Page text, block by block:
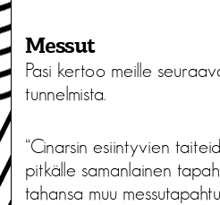
Messut
Pasi kertoo meille
tunnelmista.
“Cinarsin esiintyvien
pitkälle samanlainen
tahansa muu